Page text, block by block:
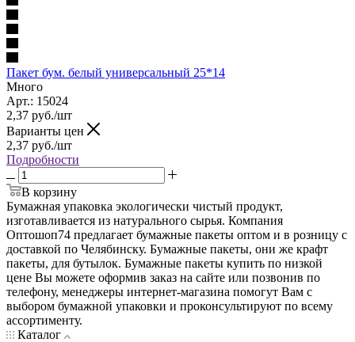
Пакет бум. белый универсальный 25*14
Много
Арт.: 15024
2,37 руб./шт
Варианты цен
2,37 руб./шт
Подробности
В корзину
Бумажная упаковка экологически чистый продукт,
изготавливается из натурального сырья. Компания
Оптошоп74 предлагает бумажные пакеты оптом и в розницу с
доставкой по Челябинску. Бумажные пакеты, они же крафт
пакеты, для бутылок. Бумажные пакеты купить по низкой
цене Вы можете оформив заказ на сайте или позвонив по
телефону, менеджеры интернет-магазина помогут Вам с
выбором бумажной упаковки и проконсультируют по всему
ассортименту.
Каталог